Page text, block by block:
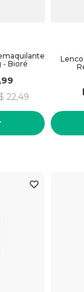
- Bioré
,99
22,49